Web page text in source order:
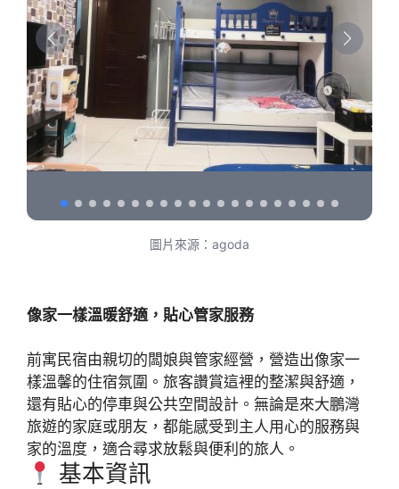
圖片來源：agoda
像家一樣溫暖舒適，貼心管家服務
前寓民宿由親切的闆娘與管家經營，營造出像家一
樣溫馨的住宿氛圍。旅客讚賞這裡的整潔與舒適，
還有貼心的停車與公共空間設計。無論是來大鵬灣
旅遊的家庭或朋友，都能感受到主人用心的服務與
家的溫度，適合尋求放鬆與便利的旅人。
基本資訊